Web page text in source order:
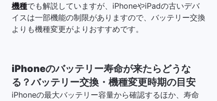
機種でも解説していますが、iPhoneやiPadの古いデバ
イスは一部機能の制限がありますので、バッテリー交換
よりも機種変更がよりおすすめです。
iPhoneのバッテリー寿命が来たらどうな
る？バッテリー交換・機種変更時期の目安
iPhoneの最大バッテリー容量から確認するほか、寿命